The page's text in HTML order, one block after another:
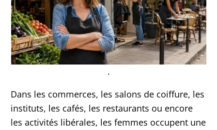
.
Dans les commerces, les salons de coiffure, les
instituts, les cafés, les restaurants ou encore
les activités libérales, les femmes occupent une